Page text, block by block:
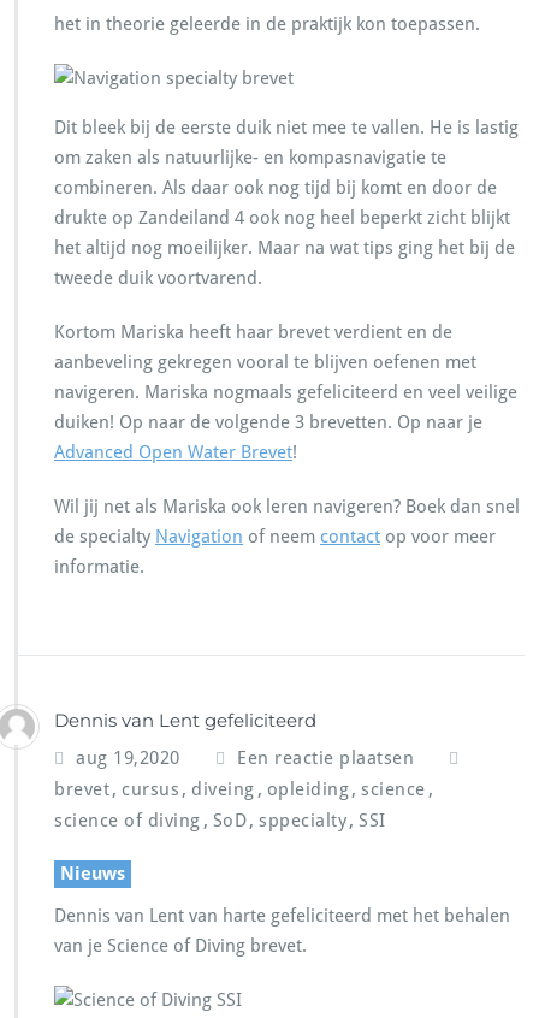
het in theorie geleerde in de praktijk kon toepassen.
Dit bleek bij de eerste duik niet mee te vallen. He is lastig
om zaken als natuurlijke- en kompasnavigatie te
combineren. Als daar ook nog tijd bij komt en door de
drukte op Zandeiland 4 ook nog heel beperkt zicht blijkt
het altijd nog moeilijker. Maar na wat tips ging het bij de
tweede duik voortvarend.
Kortom Mariska heeft haar brevet verdient en de
aanbeveling gekregen vooral te blijven oefenen met
navigeren. Mariska nogmaals gefeliciteerd en veel veilige
duiken! Op naar de volgende 3 brevetten. Op naar je
Advanced Open Water Brevet!
Wil jij net als Mariska ook leren navigeren? Boek dan snel
de specialty Navigation of neem contact op voor meer
informatie.
Dennis van Lent gefeliciteerd
aug 19,2020
Een reactie plaatsen
brevet, cursus , diveing , opleiding, science ,
science of diving , SoD, sppecialty, SSI
Nieuws
Dennis van Lent van harte gefeliciteerd met het behalen
van je Science of Diving brevet.